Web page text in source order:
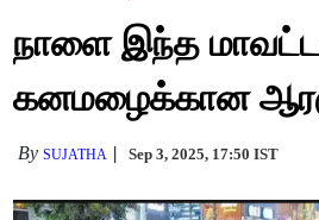
நாளை இந்த
கனமழைக்கான
BySUJATHA Sep 3, 2025, 17:50 IST